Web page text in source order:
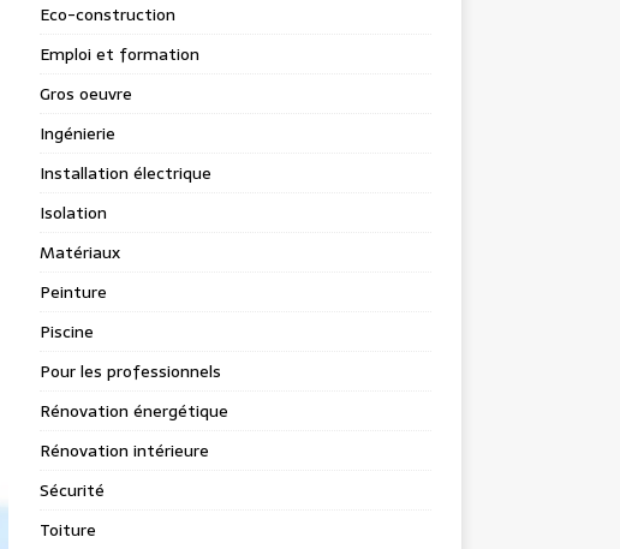
Eco-construction
Emploi et formation
Gros oeuvre
Ingénierie
Installation électrique
Isolation
Matériaux
Peinture
Piscine
Pour les professionnels
Rénovation énergétique
Rénovation intérieure
Sécurité
Toiture